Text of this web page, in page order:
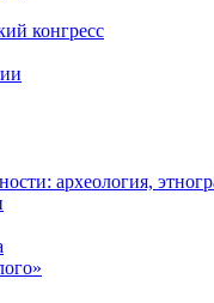
конгресс
археология,